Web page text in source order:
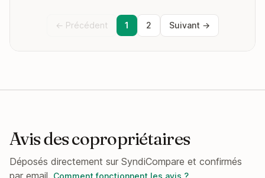
← Précédent 1 2 Suivant →
Avis des copropriétaires
Déposés directement sur SyndiCompare et confirmés
par email. Comment fonctionnent les avis ?